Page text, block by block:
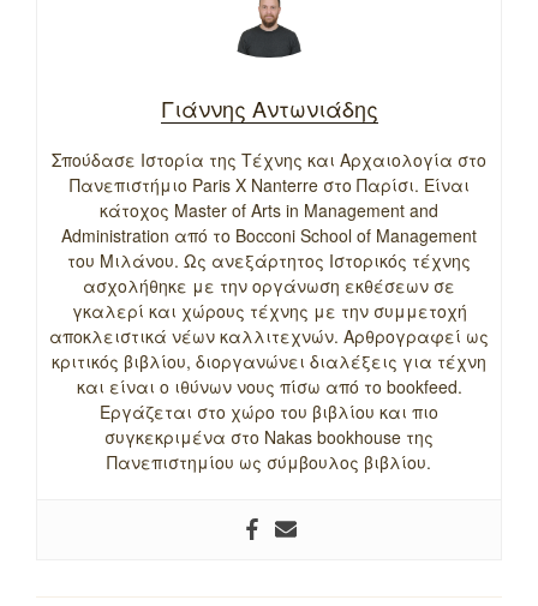
Γιάννης Αντωνιάδης
Σπούδασε Ιστορία της Τέχνης και Αρχαιολογία στο
Πανεπιστήμιο Paris X Nanterre στο Παρίσι. Είναι
κάτοχος Master of Arts in Management and
Administration από το Bocconi School of Management
του Μιλάνου. Ως ανεξάρτητος Ιστορικός τέχνης
ασχολήθηκε με την οργάνωση εκθέσεων σε
γκαλερί και χώρους τέχνης με την συμμετοχή
αποκλειστικά νέων καλλιτεχνών. Αρθρογραφεί ως
κριτικός βιβλίου, διοργανώνει διαλέξεις για τέχνη
και είναι ο ιθύνων νους πίσω από το bookfeed.
Εργάζεται στο χώρο του βιβλίου και πιο
συγκεκριμένα στο Nakas bookhouse της
Πανεπιστημίου ως σύμβουλος βιβλίου.